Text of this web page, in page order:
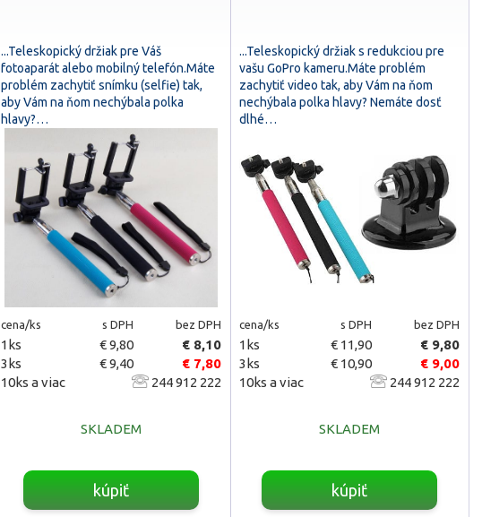
...Teleskopický držiak pre Váš
fotoaparát alebo mobilný telefón.Máte
problém zachytiť snímku (selfie) tak,
aby Vám na ňom nechýbala polka
hlavy?…
cena/ks s DPH bez DPH
1ks € 9,80
€ 8,10
3ks
€ 9,40
€ 7,80
10ks a viac
244 912 222
SKLADEM
kúpiť
...Teleskopický držiak s redukciou pre
vašu GoPro kameru.Máte problém
zachytiť video tak, aby Vám na ňom
nechýbala polka hlavy? Nemáte dosť
dlhé…
cena/ks s DPH bez DPH
1ks € 11,90
€ 9,80
3ks
€ 10,90
€ 9,00
10ks a viac
244 912 222
SKLADEM
kúpiť